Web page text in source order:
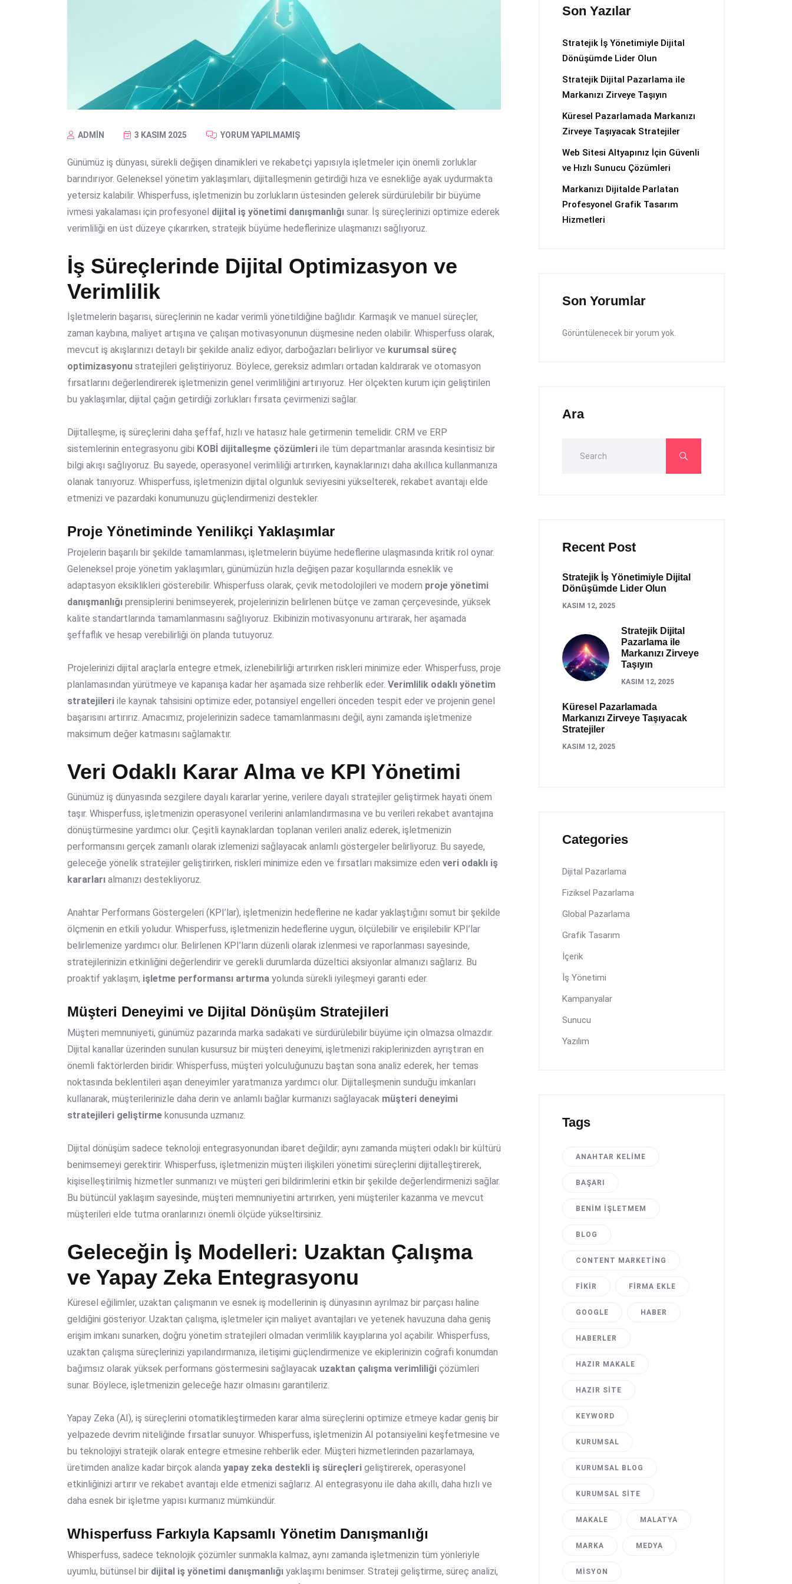
ADMIN 3 KASIM 2025 YORUM YAPILMAMIŞ
Günümüz iş dünyası, sürekli değişen dinamikleri ve rekabetçi yapısıyla işletmeler için önemli zorluklar
barındırıyor. Geleneksel yönetim yaklaşımları, dijitalleşmenin getirdiği hıza ve esnekliğe ayak uydurmakta
yetersiz kalabilir. Whisperfuss, işletmenizin bu zorlukların üstesinden gelerek sürdürülebilir bir büyüme
ivmesi yakalaması için profesyonel dijital iş yönetimi danışmanlığı sunar. İş süreçlerinizi optimize ederek
verimliliği en üst düzeye çıkarırken, stratejik büyüme hedeflerinize ulaşmanızı sağlıyoruz.
İş Süreçlerinde Dijital Optimizasyon ve
Verimlilik
İşletmelerin başarısı, süreçlerinin ne kadar verimli yönetildiğine bağlıdır. Karmaşık ve manuel süreçler,
zaman kaybına, maliyet artışına ve çalışan motivasyonunun düşmesine neden olabilir. Whisperfuss olarak,
mevcut iş akışlarınızı detaylı bir şekilde analiz ediyor, darboğazları belirliyor ve kurumsal süreç
optimizasyonu stratejileri geliştiriyoruz. Böylece, gereksiz adımları ortadan kaldırarak ve otomasyon
fırsatlarını değerlendirerek işletmenizin genel verimliliğini artırıyoruz. Her ölçekten kurum için geliştirilen
bu yaklaşımlar, dijital çağın getirdiği zorlukları fırsata çevirmenizi sağlar.
Dijitalleşme, iş süreçlerini daha şeffaf, hızlı ve hatasız hale getirmenin temelidir. CRM ve ERP
sistemlerinin entegrasyonu gibi KOBİ dijitalleşme çözümleri ile tüm departmanlar arasında kesintisiz bir
bilgi akışı sağlıyoruz. Bu sayede, operasyonel verimliliği artırırken, kaynaklarınızı daha akıllıca kullanmanıza
olanak tanıyoruz. Whisperfuss, işletmenizin dijital olgunluk seviyesini yükselterek, rekabet avantajı elde
etmenizi ve pazardaki konumunuzu güçlendirmenizi destekler.
Proje Yönetiminde Yenilikçi Yaklaşımlar
Projelerin başarılı bir şekilde tamamlanması, işletmelerin büyüme hedeflerine ulaşmasında kritik rol oynar.
Geleneksel proje yönetim yaklaşımları, günümüzün hızla değişen pazar koşullarında esneklik ve
adaptasyon eksiklikleri gösterebilir. Whisperfuss olarak, çevik metodolojileri ve modern proje yönetimi
danışmanlığı prensiplerini benimseyerek, projelerinizin belirlenen bütçe ve zaman çerçevesinde, yüksek
kalite standartlarında tamamlanmasını sağlıyoruz. Ekibinizin motivasyonunu artırarak, her aşamada
şeffaflık ve hesap verebilirliği ön planda tutuyoruz.
Projelerinizi dijital araçlarla entegre etmek, izlenebilirliği artırırken riskleri minimize eder. Whisperfuss, proje
planlamasından yürütmeye ve kapanışa kadar her aşamada size rehberlik eder. Verimlilik odaklı yönetim
stratejileri ile kaynak tahsisini optimize eder, potansiyel engelleri önceden tespit eder ve projenin genel
başarısını artırırız. Amacımız, projelerinizin sadece tamamlanmasını değil, aynı zamanda işletmenize
maksimum değer katmasını sağlamaktır.
Veri Odaklı Karar Alma ve KPI Yönetimi
Günümüz iş dünyasında sezgilere dayalı kararlar yerine, verilere dayalı stratejiler geliştirmek hayati önem
taşır. Whisperfuss, işletmenizin operasyonel verilerini anlamlandırmasına ve bu verileri rekabet avantajına
dönüştürmesine yardımcı olur. Çeşitli kaynaklardan toplanan verileri analiz ederek, işletmenizin
performansını gerçek zamanlı olarak izlemenizi sağlayacak anlamlı göstergeler belirliyoruz. Bu sayede,
geleceğe yönelik stratejiler geliştirirken, riskleri minimize eden ve fırsatları maksimize eden veri odaklı iş
kararları almanızı destekliyoruz.
Anahtar Performans Göstergeleri (KPI’lar), işletmenizin hedeflerine ne kadar yaklaştığını somut bir şekilde
ölçmenin en etkili yoludur. Whisperfuss, işletmenizin hedeflerine uygun, ölçülebilir ve erişilebilir KPI’lar
belirlemenize yardımcı olur. Belirlenen KPI’ların düzenli olarak izlenmesi ve raporlanması sayesinde,
stratejilerinizin etkinliğini değerlendirir ve gerekli durumlarda düzeltici aksiyonlar almanızı sağlarız. Bu
proaktif yaklaşım, işletme performansı artırma yolunda sürekli iyileşmeyi garanti eder.
Müşteri Deneyimi ve Dijital Dönüşüm Stratejileri
Müşteri memnuniyeti, günümüz pazarında marka sadakati ve sürdürülebilir büyüme için olmazsa olmazdır.
Dijital kanallar üzerinden sunulan kusursuz bir müşteri deneyimi, işletmenizi rakiplerinizden ayrıştıran en
önemli faktörlerden biridir. Whisperfuss, müşteri yolculuğunuzu baştan sona analiz ederek, her temas
noktasında beklentileri aşan deneyimler yaratmanıza yardımcı olur. Dijitalleşmenin sunduğu imkanları
kullanarak, müşterilerinizle daha derin ve anlamlı bağlar kurmanızı sağlayacak müşteri deneyimi
stratejileri geliştirme konusunda uzmanız.
Dijital dönüşüm sadece teknoloji entegrasyonundan ibaret değildir; aynı zamanda müşteri odaklı bir kültürü
benimsemeyi gerektirir. Whisperfuss, işletmenizin müşteri ilişkileri yönetimi süreçlerini dijitalleştirerek,
kişiselleştirilmiş hizmetler sunmanızı ve müşteri geri bildirimlerini etkin bir şekilde değerlendirmenizi sağlar.
Bu bütüncül yaklaşım sayesinde, müşteri memnuniyetini artırırken, yeni müşteriler kazanma ve mevcut
müşterileri elde tutma oranlarınızı önemli ölçüde yükseltirsiniz.
Geleceğin İş Modelleri: Uzaktan Çalışma
ve Yapay Zeka Entegrasyonu
Küresel eğilimler, uzaktan çalışmanın ve esnek iş modellerinin iş dünyasının ayrılmaz bir parçası haline
geldiğini gösteriyor. Uzaktan çalışma, işletmeler için maliyet avantajları ve yetenek havuzuna daha geniş
erişim imkanı sunarken, doğru yönetim stratejileri olmadan verimlilik kayıplarına yol açabilir. Whisperfuss,
uzaktan çalışma süreçlerinizi yapılandırmanıza, iletişimi güçlendirmenize ve ekiplerinizin coğrafi konumdan
bağımsız olarak yüksek performans göstermesini sağlayacak uzaktan çalışma verimliliği çözümleri
sunar. Böylece, işletmenizin geleceğe hazır olmasını garantileriz.
Yapay Zeka (AI), iş süreçlerini otomatikleştirmeden karar alma süreçlerini optimize etmeye kadar geniş bir
yelpazede devrim niteliğinde fırsatlar sunuyor. Whisperfuss, işletmenizin AI potansiyelini keşfetmesine ve
bu teknolojiyi stratejik olarak entegre etmesine rehberlik eder. Müşteri hizmetlerinden pazarlamaya,
üretimden analize kadar birçok alanda yapay zeka destekli iş süreçleri geliştirerek, operasyonel
etkinliğinizi artırır ve rekabet avantajı elde etmenizi sağlarız. AI entegrasyonu ile daha akıllı, daha hızlı ve
daha esnek bir işletme yapısı kurmanız mümkündür.
Whisperfuss Farkıyla Kapsamlı Yönetim Danışmanlığı
Whisperfuss, sadece teknolojik çözümler sunmakla kalmaz, aynı zamanda işletmenizin tüm yönleriyle
uyumlu, bütünsel bir dijital iş yönetimi danışmanlığı yaklaşımı benimser. Strateji geliştirme, süreç analizi,
Son Yazılar
Stratejik İş Yönetimiyle Dijital
Dönüşümde Lider Olun
Stratejik Dijital Pazarlama ile
Markanızı Zirveye Taşıyın
Küresel Pazarlamada Markanızı
Zirveye Taşıyacak Stratejiler
Web Sitesi Altyapınız İçin Güvenli
ve Hızlı Sunucu Çözümleri
Markanızı Dijitalde Parlatan
Profesyonel Grafik Tasarım
Hizmetleri
Son Yorumlar
Görüntülenecek bir yorum yok.
Ara
Recent Post
Stratejik İş Yönetimiyle Dijital
Dönüşümde Lider Olun
KASIM 12, 2025
Stratejik Dijital
Pazarlama ile
Markanızı Zirveye
Taşıyın
KASIM 12, 2025
Küresel Pazarlamada
Markanızı Zirveye Taşıyacak
Stratejiler
KASIM 12, 2025
Categories
Dijital Pazarlama
Fiziksel Pazarlama
Global Pazarlama
Grafik Tasarım
İçerik
İş Yönetimi
Kampanyalar
Sunucu
Yazılım
Tags
ANAHTAR KELIME
BAŞARI
BENIM İŞLETMEM
BLOG
CONTENT MARKETING
FIKIR FIRMA EKLE
GOOGLE HABER
HABERLER
HAZIR MAKALE
HAZIR SITE
KEYWORD
KURUMSAL
KURUMSAL BLOG
KURUMSAL SITE
MAKALE MALATYA
MARKA MEDYA
MISYON